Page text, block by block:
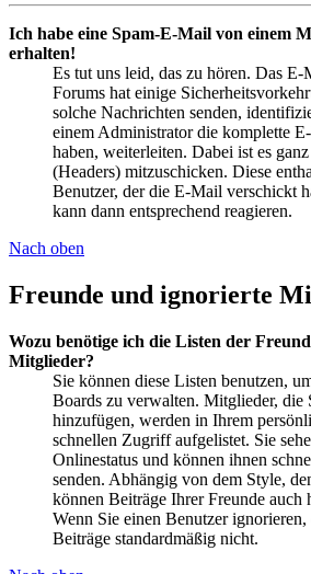
Ich habe eine Spam-E-Mail von einem
erhalten!
Es tut uns leid, das zu hören. Das
Forums hat einige
solche Nachrichten senden,
einem Administrator die komplette
haben, weiterleiten. Dabei ist es
(Headers) mitzuschicken. Diese
Benutzer, der die E-Mail verschickt
kann dann entsprechend reagieren.
Nach oben
Freunde und ignorierte
Wozu benötige ich die Listen der
Mitglieder?
Sie können diese Listen benutzen,
Boards zu verwalten. Mitglieder, die
hinzufügen, werden in Ihrem
schnellen Zugriff aufgelistet. Sie
Onlinestatus und können ihnen
senden. Abhängig von dem Style,
können Beiträge Ihrer Freunde auch
Wenn Sie einen Benutzer ignorieren,
Beiträge standardmäßig nicht.